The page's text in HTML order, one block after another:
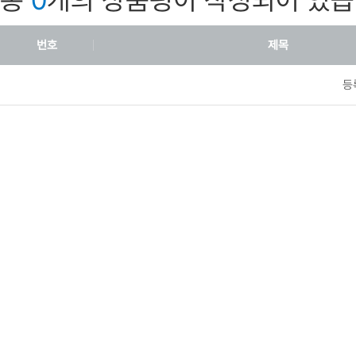
번호 제목
등